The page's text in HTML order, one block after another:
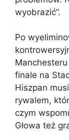
wyobrazić”.
Po
finale na
Hiszpan
rywalem,
czym
Głowa też